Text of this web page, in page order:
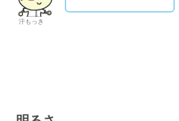
汗もっき